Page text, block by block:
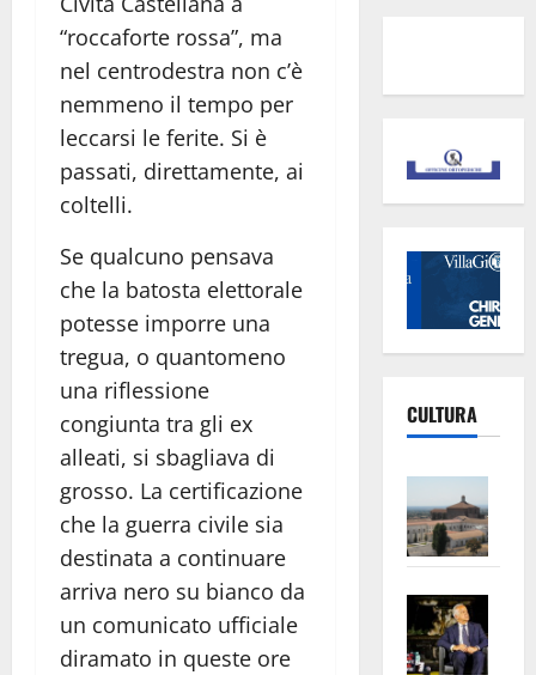
“roccaforte rossa”, ma
nel centrodestra non c’è
nemmeno il tempo per
leccarsi le ferite. Si è
passati, direttamente, ai
coltelli.
Se qualcuno pensava
che la batosta elettorale
potesse imporre una
tregua, o quantomeno
una riflessione
congiunta tra gli ex
alleati, si sbagliava di
grosso. La certificazione
che la guerra civile sia
destinata a continuare
arriva nero su bianco da
un comunicato ufficiale
diramato in queste ore
CULTURA